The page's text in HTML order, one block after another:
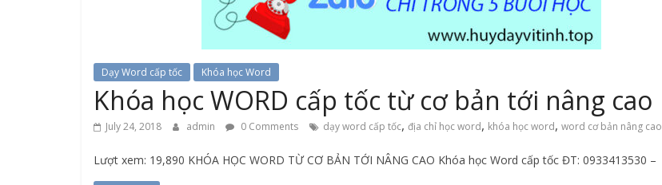
Dạy Word cấp tốc Khóa học Word
Khóa học WORD cấp tốc từ cơ bản tới nâng cao
July 24, 2018 admin 0 Comments dạy word cấp tốc, địa chỉ học word, khóa học word, word cơ bản nâng cao
Lượt xem: 19,890 KHÓA HỌC WORD TỪ CƠ BẢN TỚI NÂNG CAO Khóa học Word cấp tốc ĐT: 0933413530 –